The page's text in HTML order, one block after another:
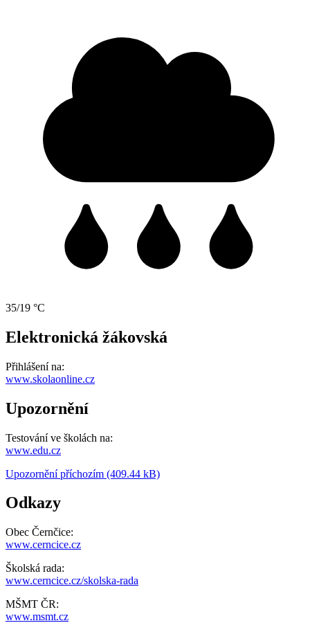
35/19 °C
Elektronická žákovská
Přihlášení na:
www.skolaonline.cz
Upozornění
Testování ve školách na:
www.edu.cz
Upozornění příchozím (409.44 kB)
Odkazy
Obec Černčice:
www.cerncice.cz
Školská rada:
www.cerncice.cz/skolska-rada
MŠMT ČR:
www.msmt.cz